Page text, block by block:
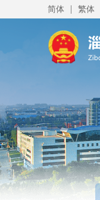
简体 | 繁体